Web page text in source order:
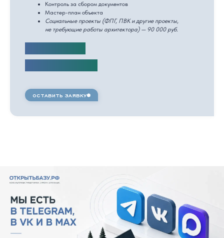
Контроль за сбором документов
Мастер-план объекта
Социальные проекты (ФПГ, ПВК и другие проекты,
не требующие работы архитектора) — 90 000 руб.
ОСТАВИТЬ ЗАЯВКУ
Политика конфиденциальности
и обработки персональных данных
ИП Резниченко А. С.